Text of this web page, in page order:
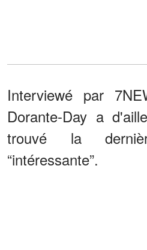
Interviewé par
Dorante-Day a
trouvé la
“intéressante”.